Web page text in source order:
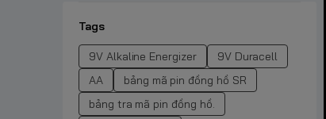
Tags
9V Alkaline Energizer
9V Duracell
AA
bảng mã pin đồng hồ SR
bảng tra mã pin đồng hồ.